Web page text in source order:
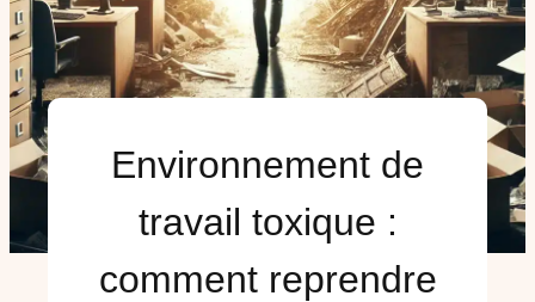
Environnement de
travail toxique :
comment reprendre